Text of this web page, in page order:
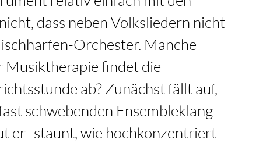
dass neben Volksliedern nicht
Orchester. Manche
Musiktherapie findet die
ab? Zunächst fällt auf,
schwebenden Ensembleklang
er- staunt, wie hochkonzentriert